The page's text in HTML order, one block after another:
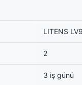
LITENS
2
3 iş günü